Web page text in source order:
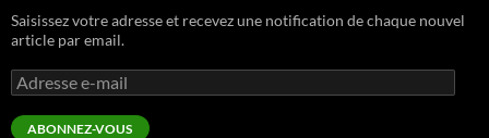
Saisissez votre adresse et recevez une notification de chaque nouvel
article par email.
Adresse
e-
mail
ABONNEZ-VOUS